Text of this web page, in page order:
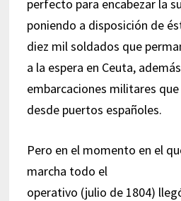
perfecto para encabezar la
poniendo a disposición de
diez mil soldados que
a la espera en Ceuta,
embarcaciones militares
desde puertos españoles.
Pero en el momento en el
marcha todo el
operativo (julio de 1804)